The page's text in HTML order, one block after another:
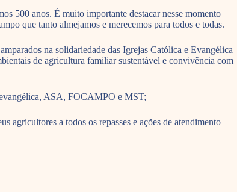
500 anos. É muito importante destacar nesse momento
que tanto almejamos e merecemos para todos e todas.
na solidariedade das Igrejas Católica e Evangélica
de agricultura familiar sustentável e convivência com
evangélica, ASA, FOCAMPO e MST;
agricultores a todos os repasses e ações de atendimento